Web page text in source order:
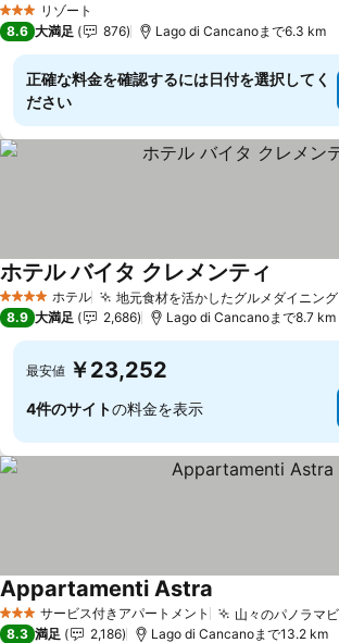
3 ホテルのランク
リゾート
8.6 大満足 876 Lago di Cancanoまで6.3 km
正確な料金を確認するには日付を選択してく
ださい
4 ホテルのランク
ホテル 地元食材を活かしたグルメダイニング
ホテル バイタ クレメンティ
8.9 大満足 2,686 Lago di Cancanoまで8.7 km
最安値 ￥23,252
4件のサイトの料金を表示
3 ホテルのランク
サービス付きアパートメント
Appartamenti Astra
8.3 満足 2,186 Lago di Cancanoまで13.2 km